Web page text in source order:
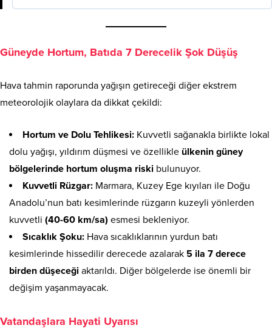
Güneyde Hortum, Batıda 7 Derecelik Şok Düşüş
Hava tahmin raporunda yağışın getireceği diğer ekstrem
meteorolojik olaylara da dikkat çekildi:
Hortum ve Dolu Tehlikesi: Kuvvetli sağanakla birlikte lokal
dolu yağışı, yıldırım düşmesi ve özellikle ülkenin güney
bölgelerinde hortum oluşma riski bulunuyor.
Kuvvetli Rüzgar: Marmara, Kuzey Ege kıyıları ile Doğu
Anadolu’nun batı kesimlerinde rüzgarın kuzeyli yönlerden
kuvvetli (40-60 km/sa) esmesi bekleniyor.
Sıcaklık Şoku: Hava sıcaklıklarının yurdun batı
kesimlerinde hissedilir derecede azalarak 5 ila 7 derece
birden düşeceği aktarıldı. Diğer bölgelerde ise önemli bir
değişim yaşanmayacak.
Vatandaşlara Hayati Uyarısı